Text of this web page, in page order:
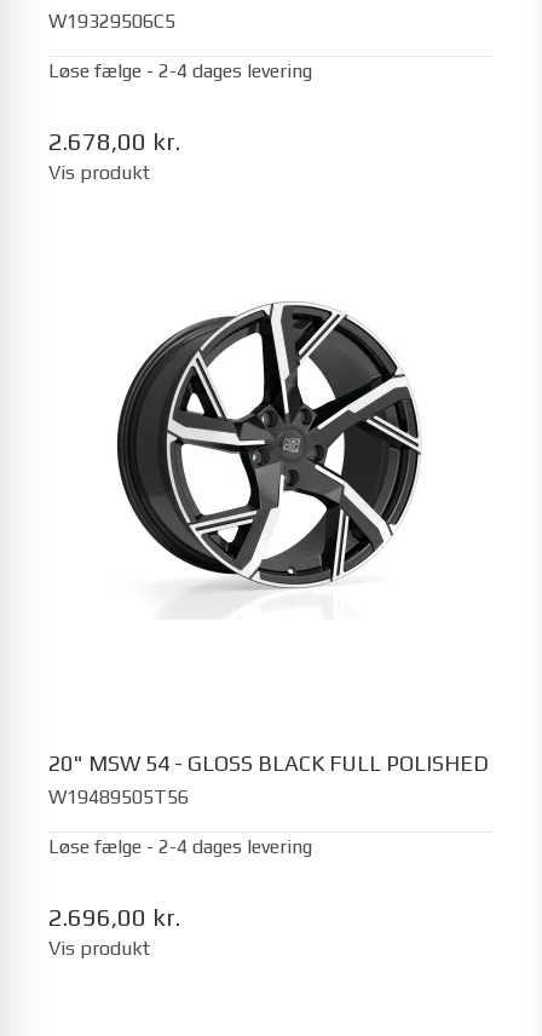
W19329506C5
Løse fælge - 2-4 dages levering
2.678,00 kr.
Vis produkt
20" MSW 54 - GLOSS BLACK FULL POLISHED
W19489505T56
Løse fælge - 2-4 dages levering
2.696,00 kr.
Vis produkt